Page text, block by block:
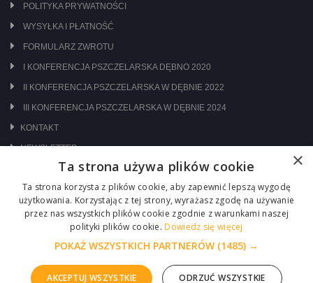
POLITYKA PRYWATNOŚCI
WYSYŁKA I PŁATNOŚĆ
FORMULARZ ZWROTU
I KONFERENCJA PSZCZELARSKA DĘBNO 2020
II KONFERENCJA PSZCZELARSKA W DĘBNIE 2022
III KONFERENCJA PSZCZELARSKA W DĘBNIE 2024
KONTAKT
NEWSLETTER
ODWIEDŹ NAS NA:
×
Ta strona używa plików cookie
Ta strona korzysta z plików cookie, aby zapewnić lepszą wygodę
użytkowania. Korzystając z tej strony, wyrażasz zgodę na używanie
przez nas wszystkich plików cookie zgodnie z warunkami naszej
polityki plików cookie. Dowiedz się więcej
POKAŻ WSZYSTKICH PARTNERÓW (1485) →
AKCEPTUJ WSZYSTKIE ODRZUĆ WSZYSTKIE